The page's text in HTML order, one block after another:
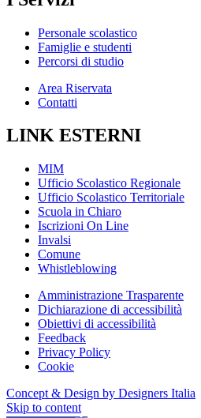
Personale scolastico
Famiglie e studenti
Percorsi di studio
Area Riservata
Contatti
LINK ESTERNI
MIM
Ufficio Scolastico Regionale
Ufficio Scolastico Territoriale
Scuola in Chiaro
Iscrizioni On Line
Invalsi
Comune
Whistleblowing
Amministrazione Trasparente
Dichiarazione di accessibilità
Obiettivi di accessibilità
Feedback
Privacy Policy
Cookie
Concept & Design by Designers Italia
Skip to content